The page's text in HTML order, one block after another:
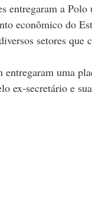
entregaram a Polo
econômico do
setores que
uma
ex-secretário e